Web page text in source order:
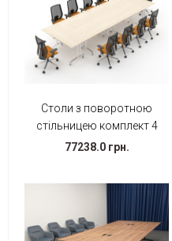
Столи з поворотною
стільницею комплект 4
77238.0 грн.